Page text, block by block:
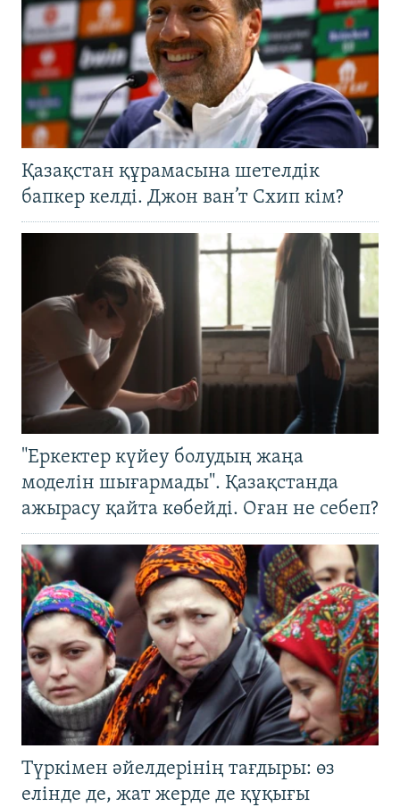
Қазақстан құрамасына шетелдік
бапкер келді. Джон ван’т Схип кім?
"Еркектер күйеу болудың жаңа
моделін шығармады". Қазақстанда
ажырасу қайта көбейді. Оған не себеп?
Түркімен әйелдерінің тағдыры: өз
елінде де, жат жерде де құқығы